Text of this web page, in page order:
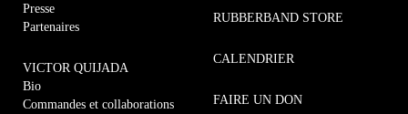
Presse
Partenaires
VICTOR QUIJADA
Bio
Commandes et collaborations
RUBBERBAND STORE
CALENDRIER
FAIRE UN DON